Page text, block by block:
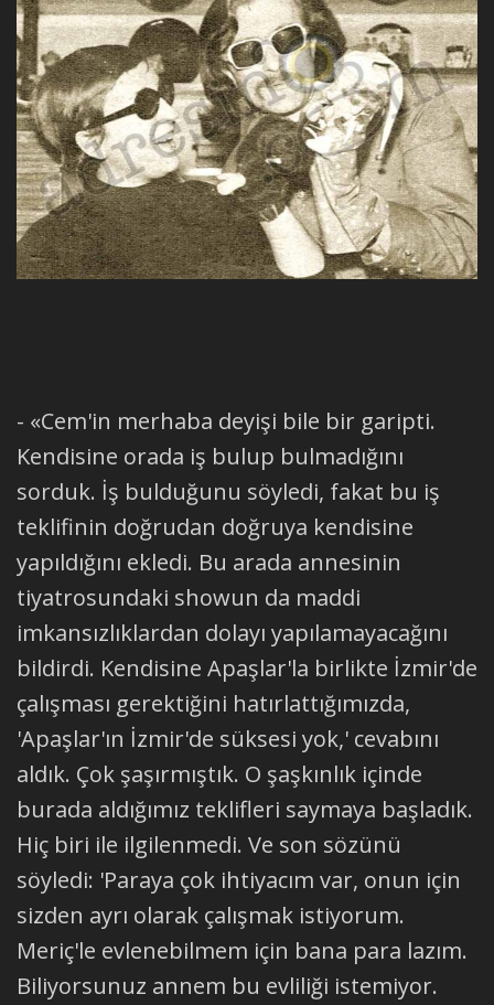
- «Cem'in merhaba deyişi bile bir garipti.
Kendisine orada iş bulup bulmadığını
sorduk. İş bulduğunu söyledi, fakat bu iş
teklifinin doğrudan doğruya kendisine
yapıldığını ekledi. Bu arada annesinin
tiyatrosundaki showun da maddi
imkansızlıklardan dolayı yapılamayacağını
bildirdi. Kendisine Apaşlar'la birlikte İzmir'de
çalışması gerektiğini hatırlattığımızda,
'Apaşlar'ın İzmir'de süksesi yok,' cevabını
aldık. Çok şaşırmıştık. O şaşkınlık içinde
burada aldığımız teklifleri saymaya başladık.
Hiç biri ile ilgilenmedi. Ve son sözünü
söyledi: 'Paraya çok ihtiyacım var, onun için
sizden ayrı olarak çalışmak istiyorum.
Meriç'le evlenebilmem için bana para lazım.
Biliyorsunuz annem bu evliliği istemiyor.